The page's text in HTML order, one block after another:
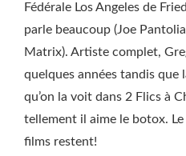
Fédérale Los Angeles de
parle beaucoup (Joe
Matrix). Artiste complet,
quelques années tandis
qu’on la voit dans 2 Flics à
tellement il aime le botox. Le
films restent!